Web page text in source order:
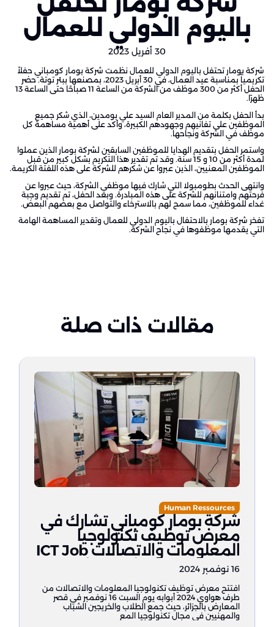
باليوم الدولي للعمال
30 أفريل 2023
شركة بومار تحتفل باليوم الدولي للعمال نظمت شركة بومار كومباني حفلاً
تكريمياً بمناسبة عيد العمال، في 30 أبريل 2023، بمصنعها ببئر توتة. حضر
الحفل أكثر من 300 موظف من الشركة من الساعة 11 صباحًا حتى الساعة 13
ظهرًا.
بدأ الحفل بكلمة من المدير العام السيد علي بومدين، الذي شكر جميع
الموظفين على تفانيهم وجهودهم الكبيرة، وأكد على أهمية مساهمة كل
موظف في الشركة ونجاحها.
واستمر الحفل بتقديم الهدايا للموظفين السابقين لشركة بومار الذين عملوا
لمدة أكثر من 10 و 15 سنة. وقد تم تقدير هذا التكريم بشكل كبير من قبل
الموظفين المعنيين، الذين عبروا عن شكرهم للشركة على هذه اللفتة الكريمة.
وانتهى الحدث بطومبولا التي شارك فيها موظفي الشركة، حيث عبروا عن
فرحتهم وامتنانهم للشركة على هذه المبادرة. وبعد الحفل، تم تقديم وجبة
غداء للموظفين، مما سمح لهم بالاسترخاء والتواصل مع بعضهم البعض.
تفخر شركة بومار بالاحتفال باليوم الدولي للعمال وتقدير المساهمة الهامة
التي يقدمها موظفوها في نجاح الشركة.
مقالات ذات صلة
Human Ressources
شركة بومار كومباني تشارك في
معرض توظيف تكنولوجيا
المعلومات والاتصالات ICT Job
الجزائر
16 نوفمبر 2024
افتتح معرض توظيف تكنولوجيا المعلومات والاتصالات من
طرف هواوي 2024 أبوابه يوم السبت 16 نوفمبر في قصر
المعارض بالجزائر، حيث جمع الطلاب والخريجين الشباب
والمهنيين في مجال تكنولوجيا المع